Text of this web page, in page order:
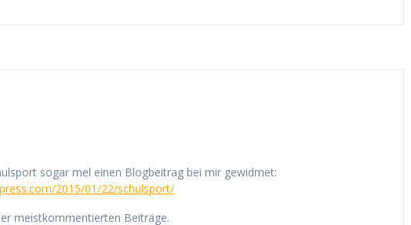
sogar mel einen Blogbeitrag bei mir gewidmet:
2015/01/22/schulsport/
meistkommentierten Beiträge.